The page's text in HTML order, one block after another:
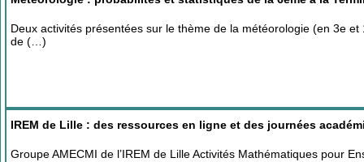
Deux activités présentées sur le thème de la météorologie (en 3e
de (…)
IREM de Lille : des ressources en ligne et des journées
Groupe AMECMI de l’IREM de Lille Activités Mathématiques pour